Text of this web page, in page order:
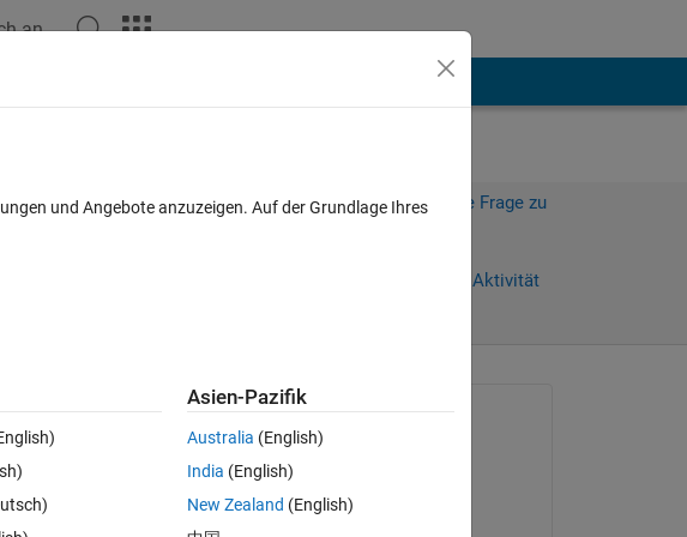
an
Melden Sie sich an, um diese Frage zu
Anmelden, um Aktivität
Ältere Kommentare anzeigen
0 Stimmen
A member of the B,
Farshid Daryabor
am 18 Feb. 2020
und Angebote anzuzeigen. Auf der Grundlage Ihres
Asien-Pazifik
Australia (English)
India (English)
New Zealand (English)